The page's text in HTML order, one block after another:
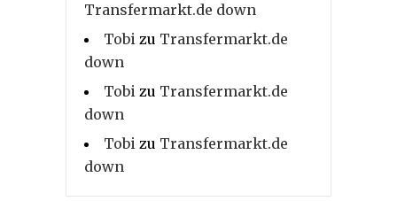
Transfermarkt.de down
Tobi zu Transfermarkt.de
down
Tobi zu Transfermarkt.de
down
Tobi zu Transfermarkt.de
down